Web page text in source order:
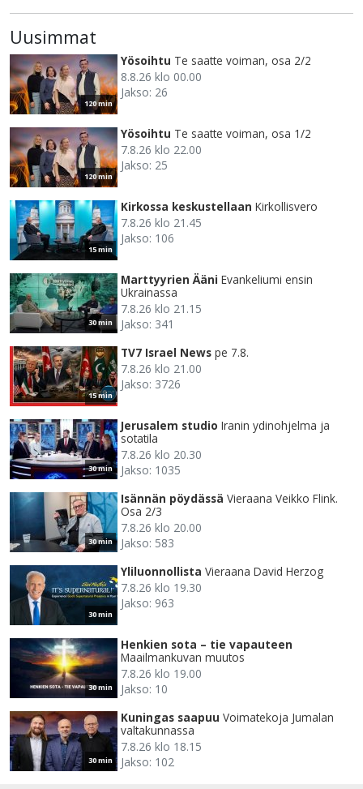
Uusimmat
120 min
Yösoihtu Te saatte voiman, osa 2/2
8.8.26 klo 00.00
Jakso: 26
120 min
Yösoihtu Te saatte voiman, osa 1/2
7.8.26 klo 22.00
Jakso: 25
15 min
Kirkossa keskustellaan Kirkollisvero
7.8.26 klo 21.45
Jakso: 106
30 min
Marttyyrien Ääni Evankeliumi ensin
Ukrainassa
7.8.26 klo 21.15
Jakso: 341
15 min
TV7 Israel News pe 7.8.
7.8.26 klo 21.00
Jakso: 3726
30 min
Jerusalem studio Iranin ydinohjelma ja
sotatila
7.8.26 klo 20.30
Jakso: 1035
30 min
Isännän pöydässä Vieraana Veikko Flink.
Osa 2/3
7.8.26 klo 20.00
Jakso: 583
30 min
Yliluonnollista Vieraana David Herzog
7.8.26 klo 19.30
Jakso: 963
30 min
Henkien sota – tie vapauteen
Maailmankuvan muutos
7.8.26 klo 19.00
Jakso: 10
30 min
Kuningas saapuu Voimatekoja Jumalan
valtakunnassa
7.8.26 klo 18.15
Jakso: 102